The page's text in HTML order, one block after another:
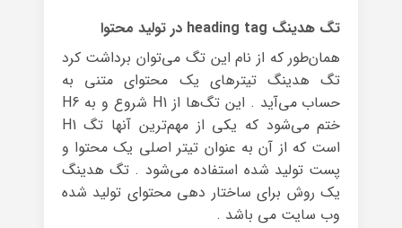
تگ هدینگ heading tag در تولید محتوا
همان‌طور که از نام این تگ می‌توان برداشت کرد
تگ هدینگ تیترهای یک محتوای متنی به
حساب می‌آید . این تگ‌ها از H1 شروع و به H6
ختم می‌شود که یکی از مهم‌ترین آنها تگ H1
است که از آن به عنوان تیتر اصلی یک محتوا و
پست تولید شده استفاده می‌شود . تگ هدینگ
یک روش برای ساختار دهی محتوای تولید شده
وب سایت می باشد .